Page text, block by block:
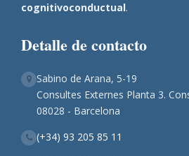
cognitivoconductual.
Detalle de contacto
Sabino de Arana, 5-19
Consultes Externes Planta 3.
08028 - Barcelona
(+34) 93 205 85 11